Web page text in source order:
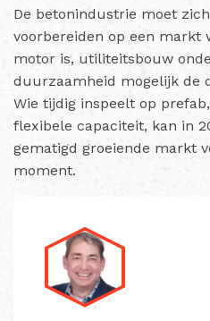
De betonindustrie moet
voorbereiden op een markt
motor is, utiliteitsbouw
duurzaamheid mogelijk de
Wie tijdig inspeelt op
flexibele capaciteit, kan in
gematigd groeiende markt
moment.